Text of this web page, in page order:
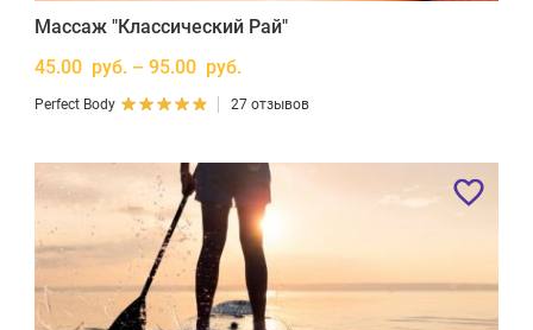
Массаж "Классический Рай"
45.00 руб. – 95.00 руб.
Perfect Body 27 отзывов